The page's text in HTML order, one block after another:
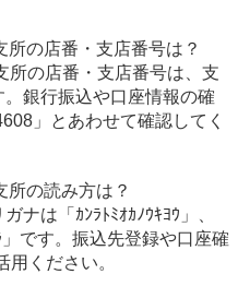
の店番・支店番号は？
所の店番・支店番号は、支
銀行振込や口座情報の確
」とあわせて確認してく
所の読み方は？
ナは「ｶﾝﾗﾄﾐｵｶﾉｳｷﾖｳ」、
です。振込先登録や口座確
ください。